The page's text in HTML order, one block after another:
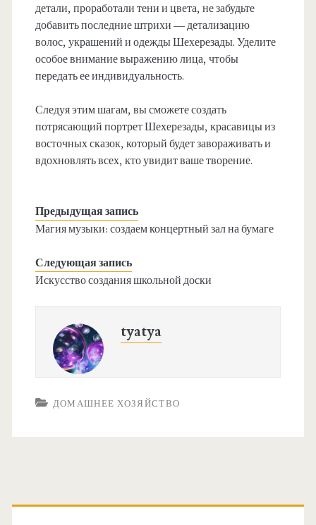
детали, проработали тени и цвета, не забудьте
добавить последние штрихи — детализацию
волос, украшений и одежды Шехерезады. Уделите
особое внимание выражению лица, чтобы
передать ее индивидуальность.
Следуя этим шагам, вы сможете создать
потрясающий портрет Шехерезады, красавицы из
восточных сказок, который будет завораживать и
вдохновлять всех, кто увидит ваше творение.
Предыдущая запись
Магия музыки: создаем концертный зал на бумаге
Следующая запись
Искусство создания школьной доски
tyatya
ДОМАШНЕЕ ХОЗЯЙСТВО
О